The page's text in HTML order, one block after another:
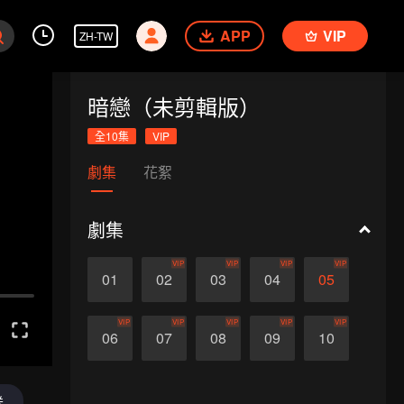
ZH-TW APP VIP
暗戀（未剪輯版）
全10集 VIP
劇集 花絮
劇集
01 02
VIP
03
VIP
04
VIP
05
VIP
06
VIP
07
VIP
08
VIP
09
VIP
10
VIP